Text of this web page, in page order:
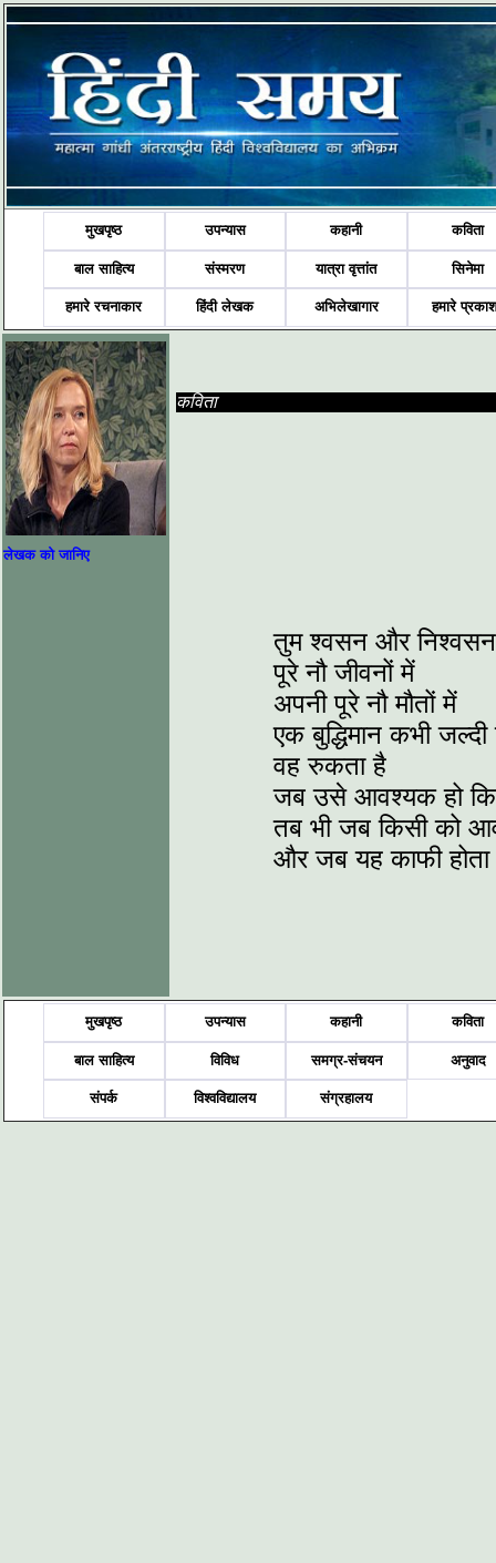
मुखपृष्ठ उपन्यास कहानी कविता
बाल साहित्य संस्मरण यात्रा वृत्तांत सिनेमा
हमारे रचनाकार हिंदी लेखक अभिलेखागार हमारे
लेखक को जानिए
कविता
तुम श्वसन और
पूरे नौ जीवनों में
अपनी पूरे नौ मौतों में
एक बुद्धिमान कभी
वह रुकता है
जब उसे आवश्यक हो
तब भी जब किसी को
और जब यह काफी होता
मुखपृष्ठ उपन्यास कहानी कविता
बाल साहित्य विविध समग्र-संचयन अनुवाद
संपर्क विश्वविद्यालय संग्रहालय